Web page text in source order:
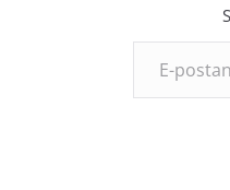
E-postanızı yazın…